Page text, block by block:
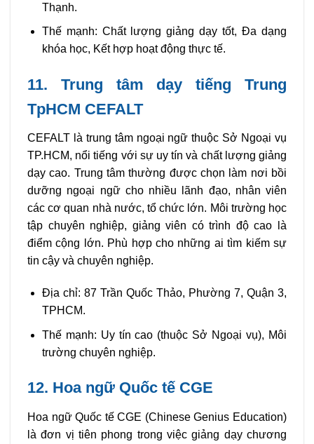
Thạnh.
Thế mạnh: Chất lượng giảng dạy tốt, Đa dạng
khóa học, Kết hợp hoạt động thực tế.
11. Trung tâm dạy tiếng Trung
TpHCM CEFALT
CEFALT là trung tâm ngoại ngữ thuộc Sở Ngoại vụ
TP.HCM, nổi tiếng với sự uy tín và chất lượng giảng
dạy cao. Trung tâm thường được chọn làm nơi bồi
dưỡng ngoại ngữ cho nhiều lãnh đạo, nhân viên
các cơ quan nhà nước, tổ chức lớn. Môi trường học
tập chuyên nghiệp, giảng viên có trình độ cao là
điểm cộng lớn. Phù hợp cho những ai tìm kiếm sự
tin cậy và chuyên nghiệp.
Địa chỉ: 87 Trần Quốc Thảo, Phường 7, Quận 3,
TPHCM.
Thế mạnh: Uy tín cao (thuộc Sở Ngoại vụ), Môi
trường chuyên nghiệp.
12. Hoa ngữ Quốc tế CGE
Hoa ngữ Quốc tế CGE (Chinese Genius Education)
là đơn vị tiên phong trong việc giảng dạy chương